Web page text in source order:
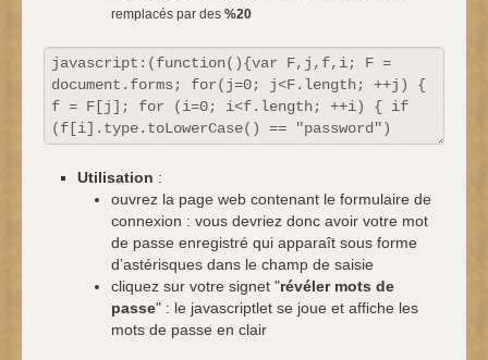
remplacés par des %20
Utilisation :
ouvrez la page web contenant le formulaire de
connexion : vous devriez donc avoir votre mot
de passe enregistré qui apparaît sous forme
d’astérisques dans le champ de saisie
cliquez sur votre signet "révéler mots de
passe" : le javascriptlet se joue et affiche les
mots de passe en clair